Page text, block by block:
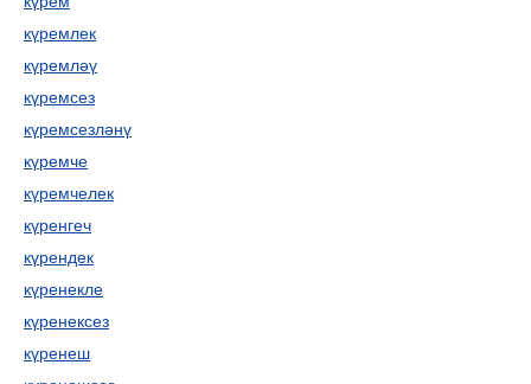
күремлек
күремләү
күремсез
күремсезләнү
күремче
күремчелек
күренгеч
күрендек
күренекле
күренексез
күренеш